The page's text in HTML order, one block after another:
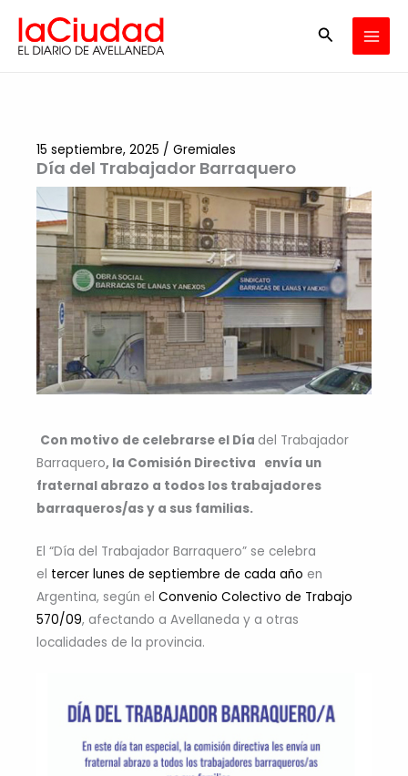
contenido
Buscar
Día del Trabajador Barraquero
15 septiembre, 2025 / Gremiales
Con motivo de celebrarse el Día del Trabajador
Barraquero, la Comisión Directiva envía un
fraternal abrazo a todos los trabajadores
barraqueros/as y a sus familias.
El “Día del Trabajador Barraquero” se celebra
el tercer lunes de septiembre de cada año en
Argentina, según el Convenio Colectivo de Trabajo
570/09, afectando a Avellaneda y a otras
localidades de la provincia.